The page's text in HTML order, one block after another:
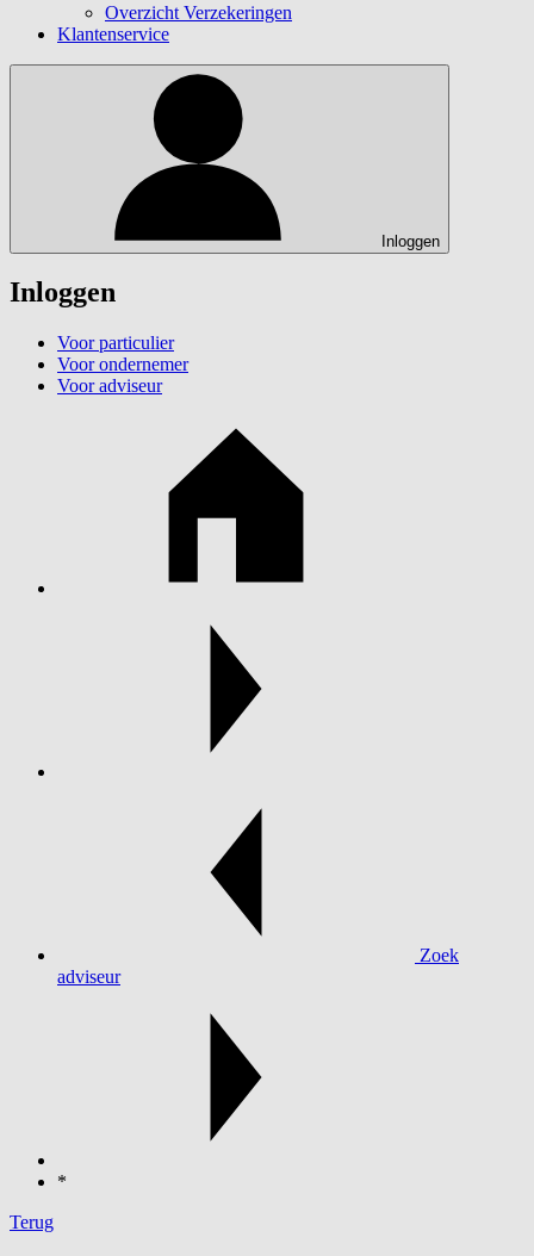
Overzicht Verzekeringen
Klantenservice
Inloggen
Inloggen
Voor particulier
Voor ondernemer
Voor adviseur
Zoek
adviseur
*
Terug